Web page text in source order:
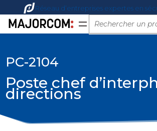
Réseau d’entreprises expertes en
Rechercher
PC-2104
Poste chef
directions